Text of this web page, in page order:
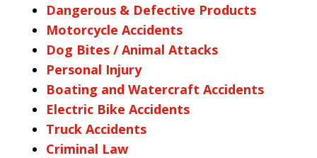
Dangerous & Defective Products
Motorcycle Accidents
Dog Bites / Animal Attacks
Personal Injury
Boating and Watercraft Accidents
Electric Bike Accidents
Truck Accidents
Criminal Law